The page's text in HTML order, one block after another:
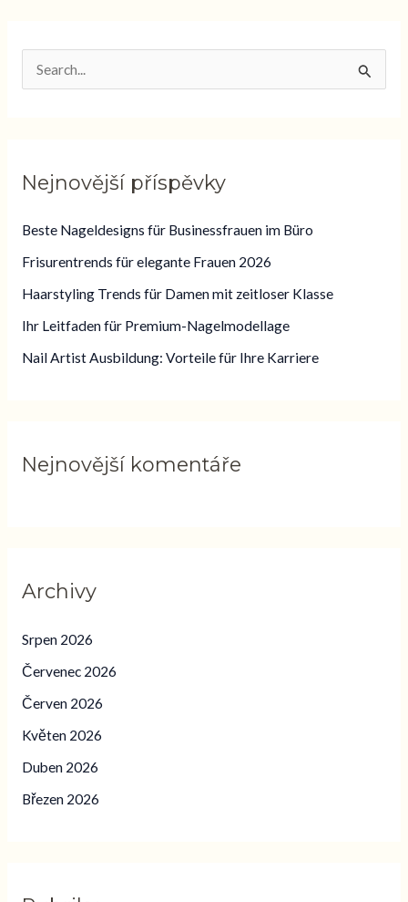
e
t
p
r
o
Nejnovější příspěvky
Beste Nageldesigns für Businessfrauen im Büro
Frisurentrends für elegante Frauen 2026
Haarstyling Trends für Damen mit zeitloser Klasse
Ihr Leitfaden für Premium-Nagelmodellage
Nail Artist Ausbildung: Vorteile für Ihre Karriere
Nejnovější komentáře
Archivy
Srpen 2026
Červenec 2026
Červen 2026
Květen 2026
Duben 2026
Březen 2026